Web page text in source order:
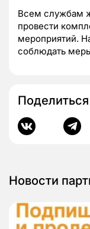
Всем службам
провести
мероприятий.
соблюдать
Новости